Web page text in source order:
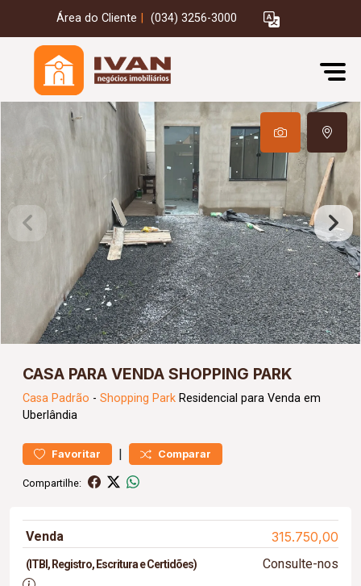
Área do Cliente (034) 3256-3000
CASA PARA VENDA SHOPPING PARK
Casa Padrão - Shopping Park Residencial para Venda em
Uberlândia
Favoritar | Comparar
Compartilhe:
Venda 315.750,00
(ITBI, Registro, Escritura e Certidões) Consulte-nos